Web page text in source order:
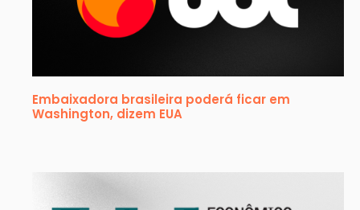
Embaixadora brasileira poderá ficar em
Washington, dizem EUA